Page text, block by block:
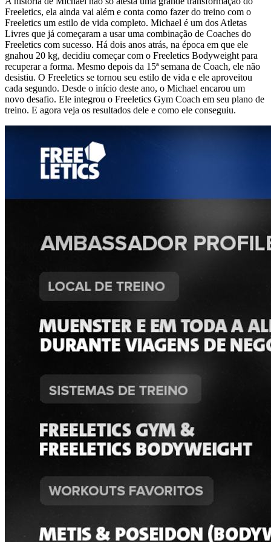
Freeletics, ela ainda vai além e conta como fazer do treino com o
Freeletics um estilo de vida completo. Michael é um dos Atletas
Livres que já começaram a usar uma combinação de Coaches do
Freeletics com sucesso. Há dois anos atrás, na época em que ele
gnahou 20 kg, decidiu começar com o Freeletics Bodyweight para
recuperar a forma. Mesmo depois da 15ª semana de Coach, ele não
desistiu. O Freeletics se tornou seu estilo de vida e ele aproveitou
cada segundo. Desde o início deste ano, o Michael encarou um
novo desafio. Ele integrou o Freeletics Gym Coach em seu plano de
treino. E agora veja os resultados dele e como ele conseguiu.